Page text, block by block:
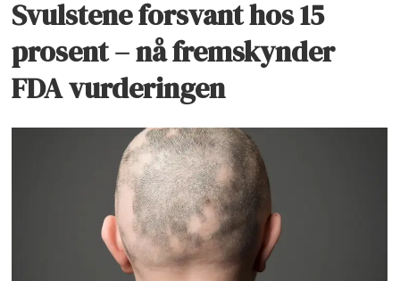
Svulstene forsvant hos 15
prosent – nå fremskynder
FDA vurderingen